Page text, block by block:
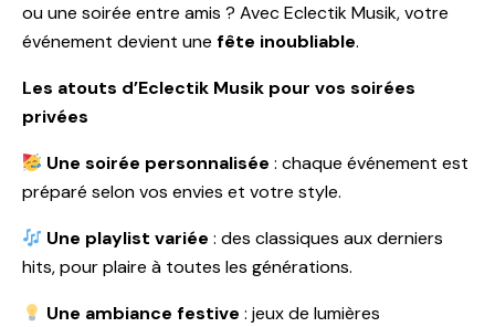
ou une soirée entre amis ? Avec Eclectik Musik, votre
événement devient une fête inoubliable.
Les atouts d’Eclectik Musik pour vos soirées
privées
Une soirée personnalisée : chaque événement est
préparé selon vos envies et votre style.
Une playlist variée : des classiques aux derniers
hits, pour plaire à toutes les générations.
Une ambiance festive : jeux de lumières